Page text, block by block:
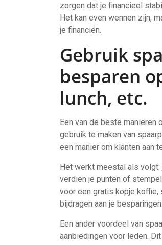
zorgen dat je financieel
Het kan even wennen zijn,
je financiën.
Gebruik
besparen
lunch, etc.
Een van de beste
gebruik te maken van
een manier om klanten aan
Het werkt meestal als
verdien je punten of
voor een gratis kopje koffie,
bijdragen aan je besparingen.
Een ander voordeel van
aanbiedingen voor leden.